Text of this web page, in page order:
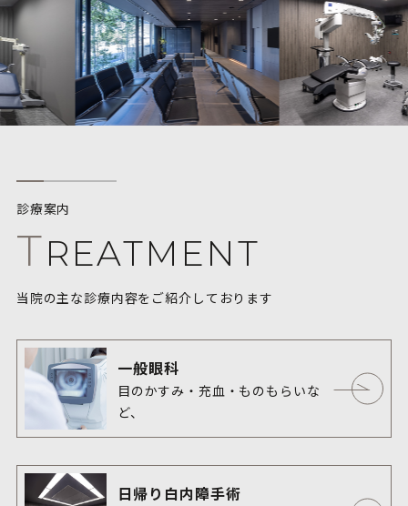
診療案内
TREATMENT
当院の主な診療内容をご紹介しております
一般眼科
目のかすみ・充血・ものもらいな
ど、
どのようなお悩みもご相談くださ
日帰り白内障手術